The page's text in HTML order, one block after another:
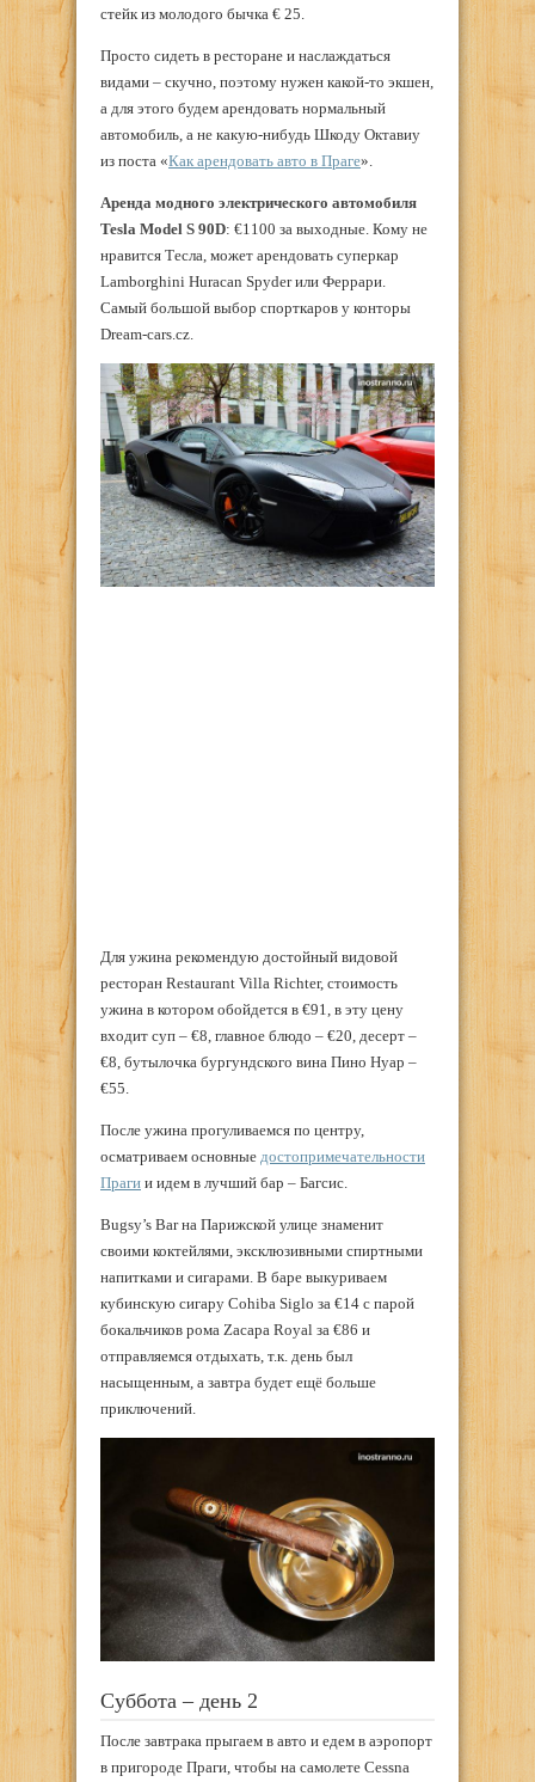
стейк из молодого бычка € 25.
Просто сидеть в ресторане и наслаждаться
видами – скучно, поэтому нужен какой-то экшен,
а для этого будем арендовать нормальный
автомобиль, а не какую-нибудь Шкоду Октавиу
из поста «Как арендовать авто в Праге».
Аренда модного электрического автомобиля
Tesla Model S 90D: €1100 за выходные. Кому не
нравится Тесла, может арендовать суперкар
Lamborghini Huracan Spyder или Феррари.
Самый большой выбор спорткаров у конторы
Dream-cars.cz.
Для ужина рекомендую достойный видовой
ресторан Restaurant Villa Richter, стоимость
ужина в котором обойдется в €91, в эту цену
входит суп – €8, главное блюдо – €20, десерт –
€8, бутылочка бургундского вина Пино Нуар –
€55.
После ужина прогуливаемся по центру,
осматриваем основные достопримечательности
Праги и идем в лучший бар – Багсис.
Bugsy’s Bar на Парижской улице знаменит
своими коктейлями, эксклюзивными спиртными
напитками и сигарами. В баре выкуриваем
кубинскую сигару Cohiba Siglo за €14 с парой
бокальчиков рома Zacapa Royal за €86 и
отправляемся отдыхать, т.к. день был
насыщенным, а завтра будет ещё больше
приключений.
Суббота – день 2
После завтрака прыгаем в авто и едем в аэропорт
в пригороде Праги, чтобы на самолете Cessna